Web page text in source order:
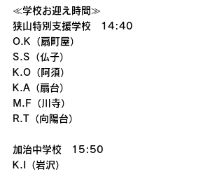
≪学校お迎え時間≫
狭山特別支援学校　14:40
O.K（扇町屋）
S.S（仏子）
K.O（阿須）
K.A（扇台）
M.F（川寺）
R.T（向陽台）
加治中学校　15:50
K.I（岩沢）